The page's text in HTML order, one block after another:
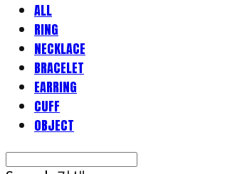
ALL
RING
NECKLACE
BRACELET
EARRING
CUFF
OBJECT